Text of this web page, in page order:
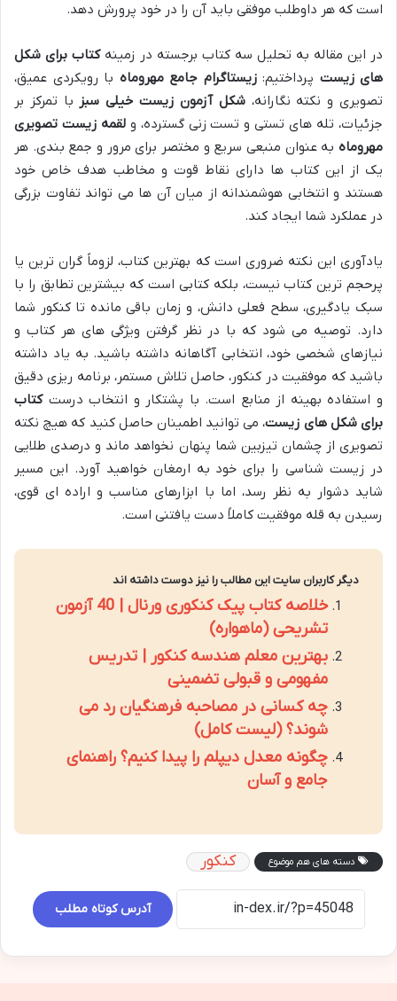
است که هر داوطلب موفقی باید آن را در خود پرورش دهد.
در این مقاله به تحلیل سه کتاب برجسته در زمینهکتاب برای شکل
های زیست پرداختیم:زیستاگرام جامع مهروماه با رویکردی عمیق،
تصویری و نکته نگارانه،شکل آزمون زیست خیلی سبز با تمرکز بر
جزئیات، تله های تستی و تست زنی گسترده، ولقمه زیست تصویری
مهروماه به عنوان منبعی سریع و مختصر برای مرور و جمع بندی. هر
یک از این کتاب ها دارای نقاط قوت و مخاطب هدف خاص خود
هستند و انتخابی هوشمندانه از میان آن ها می تواند تفاوت بزرگی
در عملکرد شما ایجاد کند.
یادآوری این نکته ضروری است که بهترین کتاب، لزوماً گران ترین یا
پرحجم ترین کتاب نیست، بلکه کتابی است که بیشترین تطابق را با
سبک یادگیری، سطح فعلی دانش، و زمان باقی مانده تا کنکور شما
دارد. توصیه می شود که با در نظر گرفتن ویژگی های هر کتاب و
نیازهای شخصی خود، انتخابی آگاهانه داشته باشید. به یاد داشته
باشید که موفقیت در کنکور، حاصل تلاش مستمر، برنامه ریزی دقیق
و استفاده بهینه از منابع است. با پشتکار و انتخاب درستکتاب
برای شکل های زیست، می توانید اطمینان حاصل کنید که هیچ نکته
تصویری از چشمان تیزبین شما پنهان نخواهد ماند و درصدی طلایی
در زیست شناسی را برای خود به ارمغان خواهید آورد. این مسیر
شاید دشوار به نظر رسد، اما با ابزارهای مناسب و اراده ای قوی،
رسیدن به قله موفقیت کاملاً دست یافتنی است.
دیگر کاربران سایت این مطالب را نیز دوست داشته اند
خلاصه کتاب پیک کنکوری ورنال | 40 آزمون
تشریحی (ماهواره)
بهترین معلم هندسه کنکور | تدریس
مفهومی و قبولی تضمینی
چه کسانی در مصاحبه فرهنگیان رد می
شوند؟ (لیست کامل)
چگونه معدل دیپلم را پیدا کنیم؟ راهنمای
جامع و آسان
دسته های هم موضوع کنکور
آدرس کوتاه مطلب